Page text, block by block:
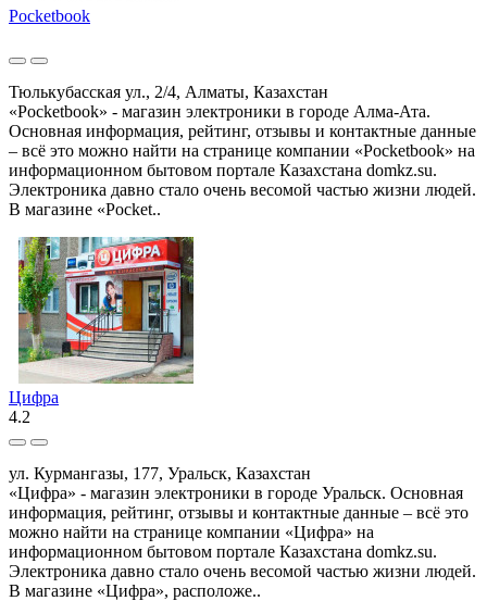
Pocketbook
Тюлькубасская ул., 2/4, Алматы, Казахстан
«Pocketbook» - магазин электроники в городе Алма-Ата.
Основная информация, рейтинг, отзывы и контактные данные
– всё это можно найти на странице компании «Pocketbook» на
информационном бытовом портале Казахстана domkz.su.
Электроника давно стало очень весомой частью жизни людей.
В магазине «Pocket..
Цифра
4.2
ул. Курмангазы, 177, Уральск, Казахстан
«Цифра» - магазин электроники в городе Уральск. Основная
информация, рейтинг, отзывы и контактные данные – всё это
можно найти на странице компании «Цифра» на
информационном бытовом портале Казахстана domkz.su.
Электроника давно стало очень весомой частью жизни людей.
В магазине «Цифра», расположе..